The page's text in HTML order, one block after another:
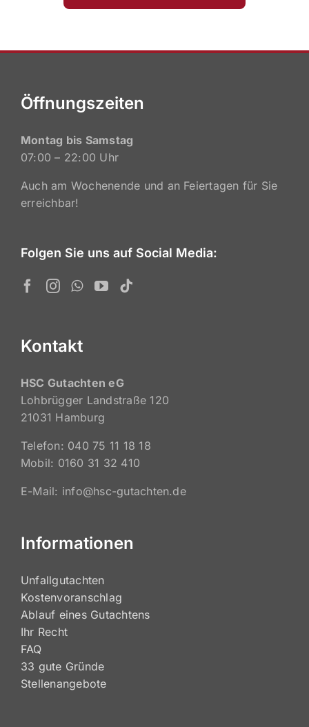
Öffnungszeiten
Montag bis Samstag
07:00 – 22:00 Uhr
Auch am Wochenende und an Feiertagen für Sie
erreichbar!
Folgen Sie uns auf Social Media:
Kontakt
HSC Gutachten eG
Lohbrügger Landstraße 120
21031 Hamburg
Telefon: 040 75 11 18 18
Mobil: 0160 31 32 410
E-Mail: info@hsc-gutachten.de
Informationen
Unfallgutachten
Kostenvoranschlag
Ablauf eines Gutachtens
Ihr Recht
FAQ
33 gute Gründe
Stellenangebote